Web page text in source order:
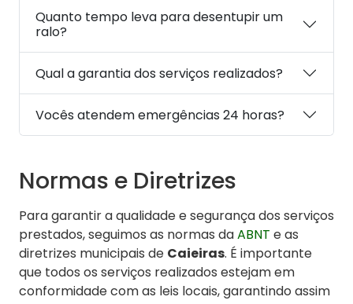
Quanto tempo leva para desentupir um
ralo?
Qual a garantia dos serviços realizados?
Vocês atendem emergências 24 horas?
Normas e Diretrizes
Para garantir a qualidade e segurança dos serviços
prestados, seguimos as normas daABNT e as
diretrizes municipais de Caieiras. É importante
que todos os serviços realizados estejam em
conformidade com as leis locais, garantindo assim